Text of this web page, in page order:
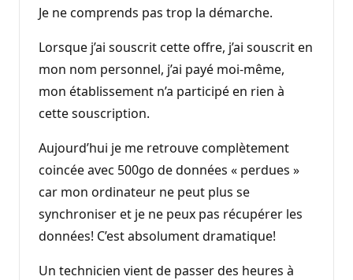
Je ne comprends pas trop la démarche.
Lorsque j’ai souscrit cette offre, j’ai souscrit en
mon nom personnel, j’ai payé moi-même,
mon établissement n’a participé en rien à
cette souscription.
Aujourd’hui je me retrouve complètement
coincée avec 500go de données « perdues »
car mon ordinateur ne peut plus se
synchroniser et je ne peux pas récupérer les
données! C’est absolument dramatique!
Un technicien vient de passer des heures à